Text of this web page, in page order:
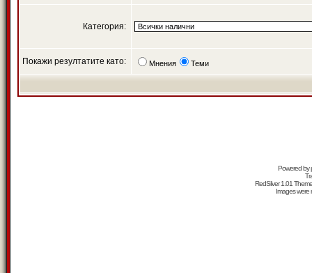
Категория:
Покажи резултатите като: Мнения Теми
Powered by
RedSilver 1.01
Images were